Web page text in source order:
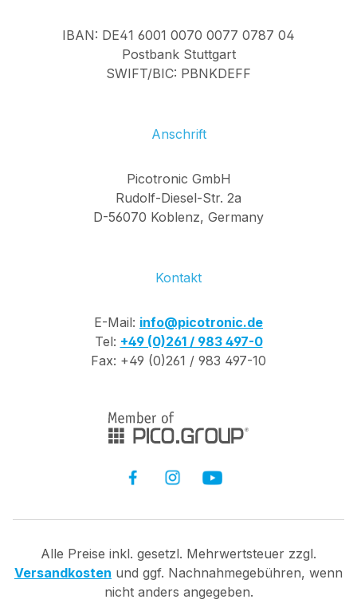
IBAN: DE41 6001 0070 0077 0787 04
Postbank Stuttgart
SWIFT/BIC: PBNKDEFF
Anschrift
Picotronic GmbH
Rudolf-Diesel-Str. 2a
D-56070 Koblenz, Germany
Kontakt
E-Mail: info@picotronic.de
Tel: +49 (0)261 / 983 497-0
Fax: +49 (0)261 / 983 497-10
Alle Preise inkl. gesetzl. Mehrwertsteuer zzgl.
Versandkosten und ggf. Nachnahmegebühren, wenn
nicht anders angegeben.